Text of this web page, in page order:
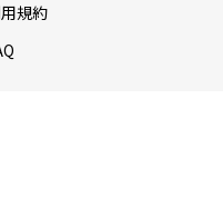
規約